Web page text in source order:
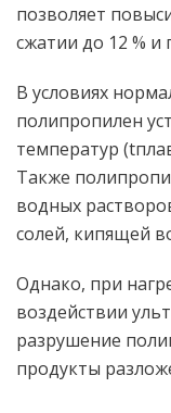
позволяет
сжатии до 12 % и
В условиях
полипропилен
температур
Также
водных
солей, кипящей
Однако, при
воздействии
разрушение
продукты